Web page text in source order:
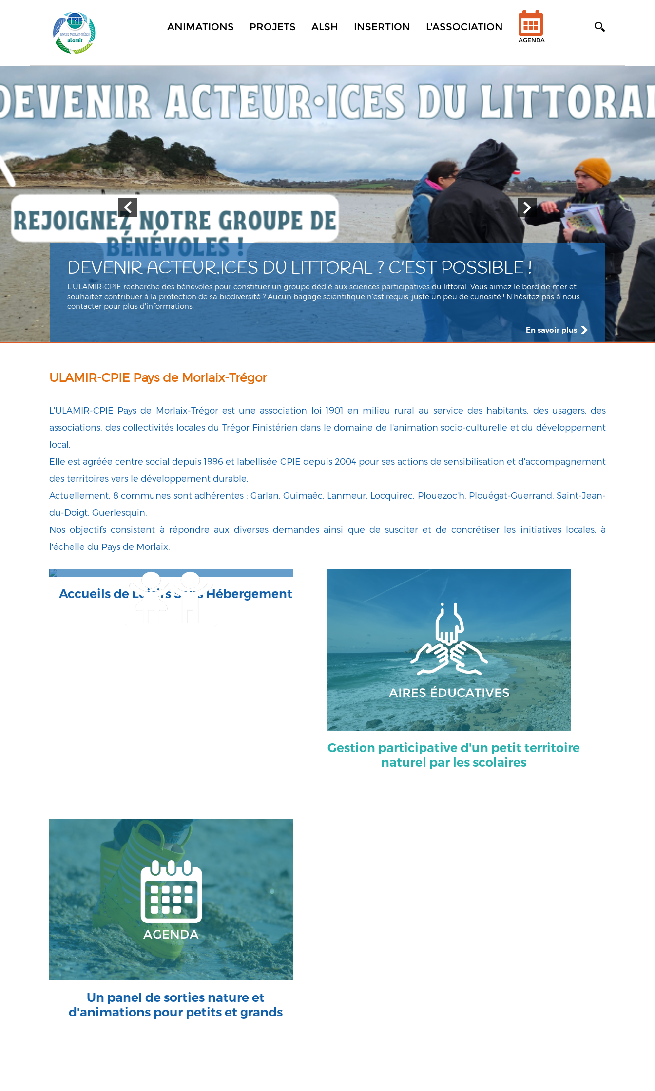
ANIMATIONS PROJETS ALSH INSERTION L'ASSOCIATION
AGENDA
DEVENIR ACTEUR.ICES DU LITTORAL ? C'EST POSSIBLE !
L’ULAMIR-CPIE recherche des bénévoles pour constituer un groupe dédié aux sciences participatives du littoral. Vous aimez le bord de mer et
souhaitez contribuer à la protection de sa biodiversité ? Aucun bagage scientifique n'est requis, juste un peu de curiosité ! N'hésitez pas à nous
contacter pour plus d'informations.
En savoir plus
ULAMIR-CPIE Pays de Morlaix-Trégor
L'ULAMIR-CPIE Pays de Morlaix-Trégor est une association loi 1901 en milieu rural au service des habitants, des usagers, des
associations, des collectivités locales du Trégor Finistérien dans le domaine de l'animation socio-culturelle et du développement
local.
Elle est agréée centre social depuis 1996 et labellisée CPIE depuis 2004 pour ses actions de sensibilisation et d'accompagnement
des territoires vers le développement durable.
Actuellement, 8 communes sont adhérentes : Garlan, Guimaëc, Lanmeur, Locquirec, Plouezoc'h, Plouégat-Guerrand, Saint-Jean-
du-Doigt, Guerlesquin.
Nos objectifs consistent à répondre aux diverses demandes ainsi que de susciter et de concrétiser les initiatives locales, à
l'échelle du Pays de Morlaix.
Accueils de Loisirs Sans Hébergement
AIRES ÉDUCATIVES
Gestion participative d'un petit territoire
naturel par les scolaires
AGENDA
Un panel de sorties nature et
d'animations pour petits et grands